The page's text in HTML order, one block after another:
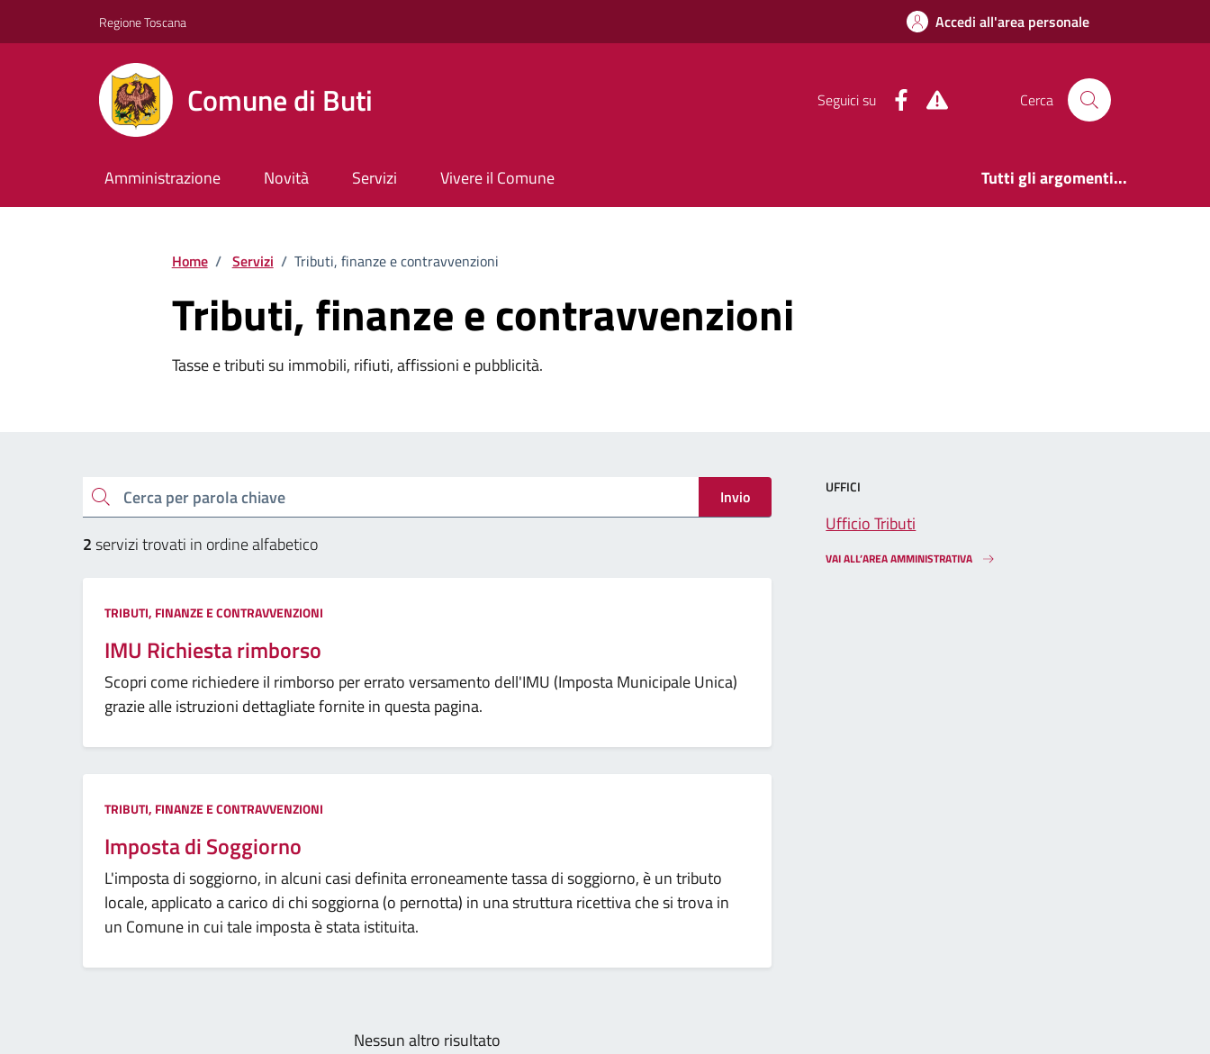
Regione Toscana Accedi all'area personale
Comune di Buti Seguici su FacebookAlert SystemCerca
Amministrazione Novità Servizi Vivere il Comune Tutti gli argomenti...
Home / Servizi / Tributi, finanze e contravvenzioni
Tributi, finanze e contravvenzioni
Tasse e tributi su immobili, rifiuti, affissioni e pubblicità.
Esplora tutti i servizi
cerca Invio
2servizi trovati in ordine alfabetico
Categoria:
TRIBUTI, FINANZE E CONTRAVVENZIONI
IMU Richiesta rimborso
Scopri come richiedere il rimborso per errato versamento dell'IMU (Imposta Municipale Unica)
grazie alle istruzioni dettagliate fornite in questa pagina.
Categoria:
TRIBUTI, FINANZE E CONTRAVVENZIONI
Imposta di Soggiorno
L'imposta di soggiorno, in alcuni casi definita erroneamente tassa di soggiorno, è un tributo
locale, applicato a carico di chi soggiorna (o pernotta) in una struttura ricettiva che si trova in
un Comune in cui tale imposta è stata istituita.
Nessun altro risultato
UFFICI
Ufficio Tributi
VAI ALL’AREA AMMINISTRATIVA